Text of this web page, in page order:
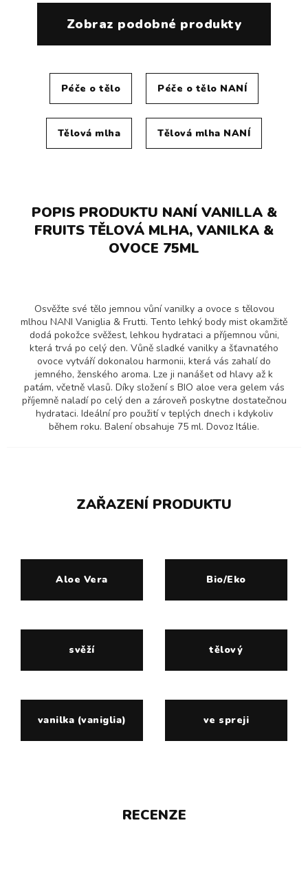
Zobraz podobné produkty
Péče o tělo Péče o tělo NANÍ
Tělová mlha Tělová mlha NANÍ
POPIS PRODUKTU NANÍ VANILLA &
FRUITS TĚLOVÁ MLHA, VANILKA &
OVOCE 75ML
Osvěžte své tělo jemnou vůní vanilky a ovoce s tělovou
mlhou NANI Vaniglia & Frutti. Tento lehký body mist okamžitě
dodá pokožce svěžest, lehkou hydrataci a příjemnou vůni,
která trvá po celý den. Vůně sladké vanilky a šťavnatého
ovoce vytváří dokonalou harmonii, která vás zahalí do
jemného, ženského aroma. Lze ji nanášet od hlavy až k
patám, včetně vlasů. Díky složení s BIO aloe vera gelem vás
příjemně naladí po celý den a zároveň poskytne dostatečnou
hydrataci. Ideální pro použití v teplých dnech i kdykoliv
během roku. Balení obsahuje 75 ml. Dovoz Itálie.
ZAŘAZENÍ PRODUKTU
Aloe Vera Bio/Eko
svěží tělový
vanilka (vaniglia) ve spreji
RECENZE